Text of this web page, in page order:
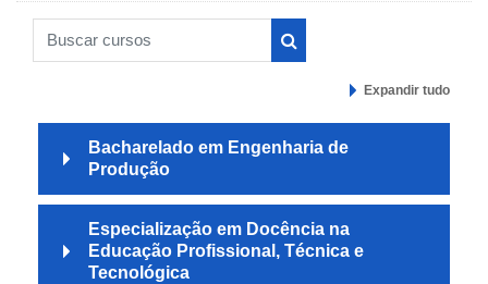
Buscar cursos
Buscar cursos
Expandir tudo
Bacharelado em Engenharia de
Produção
Especialização em Docência na
Educação Profissional, Técnica e
Tecnológica